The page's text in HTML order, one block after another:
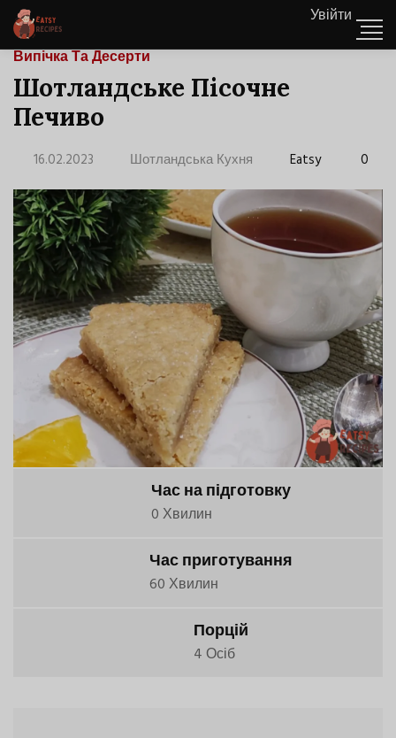
Увійти
Випічка Та Десерти
Шотландське Пісочне
Печиво
16.02.2023 Шотландська Кухня Eatsy 0
Час на підготовку
0 Хвилин
Час приготування
60 Хвилин
Порцій
4 Осіб